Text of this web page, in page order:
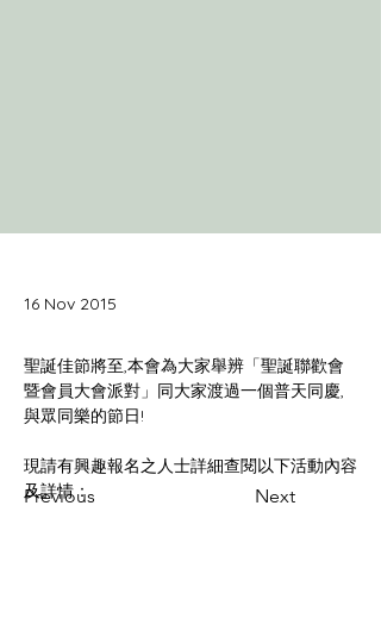
16 Nov 2015
Previous Next
聖誕佳節將至,本會為大家舉辨「聖誕聯歡會
暨會員大會派對」同大家渡過一個普天同慶,
現請有興趣報名之人士詳細查閱以下活動內容